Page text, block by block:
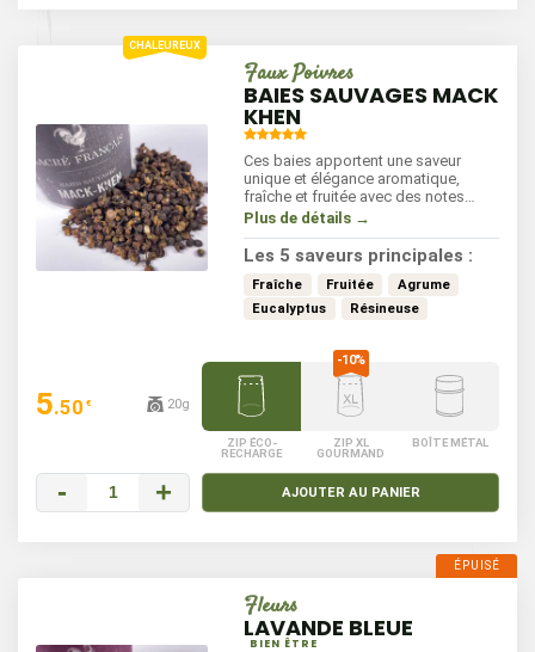
Faux Poivres
BAIES SAUVAGES MACK
KHEN
Ces baies apportent une saveur
unique et élégance aromatique,
fraîche et fruitée avec des notes
citronnée et une touche d'amertume.
envoûtant et leur capacité à
rehausser vos plats. Utilisez-les pour
agrémenter les viandes, les
poissons ou même les légumes
Plus de détails →
Les 5 saveurs principales :
Fraîche Fruitée
Agrume
Eucalyptus
Résineuse
5.50 € 20g
ZIP ÉCO-
RECHARGE
ZIP XL
GOURMAND
BOÎTE MÉTAL
- + AJOUTER AU PANIER
Fleurs
LAVANDE BLEUE
BIEN ÊTRE